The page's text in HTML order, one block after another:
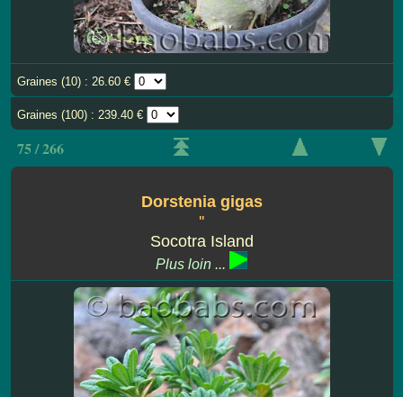
Graines (10) : 26.60 €
Graines (100) : 239.40 €
75 / 266
Dorstenia gigas
''
Socotra Island
Plus loin ...